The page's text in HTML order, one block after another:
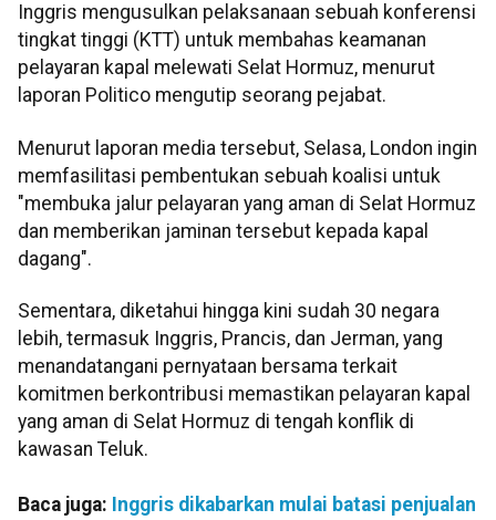
Inggris mengusulkan pelaksanaan sebuah konferensi
tingkat tinggi (KTT) untuk membahas keamanan
pelayaran kapal melewati Selat Hormuz, menurut
laporan Politico mengutip seorang pejabat.
Menurut laporan media tersebut, Selasa, London ingin
memfasilitasi pembentukan sebuah koalisi untuk
"membuka jalur pelayaran yang aman di Selat Hormuz
dan memberikan jaminan tersebut kepada kapal
dagang".
Sementara, diketahui hingga kini sudah 30 negara
lebih, termasuk Inggris, Prancis, dan Jerman, yang
menandatangani pernyataan bersama terkait
komitmen berkontribusi memastikan pelayaran kapal
yang aman di Selat Hormuz di tengah konflik di
kawasan Teluk.
Baca juga: Inggris dikabarkan mulai batasi penjualan